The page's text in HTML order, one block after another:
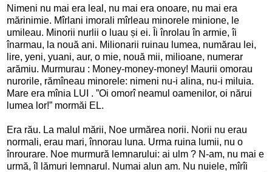
Nimeni nu mai era leal, nu mai era onoare, nu mai era
mărinimie. Mîrlani imorali mîrleau minorele minione, le
umileau. Minorii nurlii o luau și ei. Îi înrolau în armie, îi
înarmau, la nouă ani. Milionarii ruinau lumea, numărau lei,
lire, yeni, yuani, aur, o mie, nouă mii, milioane, numerar
arămiu. Murmurau : Money-money-money! Maurii omorau
nurorile, rămîneau minorele: nimeni nu-i alina, nu-i miluia.
Mare era mînia LUI . ”Oi omorî neamul oamenilor, oi nărui
lumea lor!” mormăi EL.
Era rău. La malul mării, Noe urmărea norii. Norii nu erau
normali, erau mari, înnorau luna. Urma ruina lumii, nu o
înrourare. Noe murmură lemnarului: ai ulm ? N-am, nu mai e
urmă, îl lămuri lemnarul. Numai alun am. Nu nuiele, mîrîi